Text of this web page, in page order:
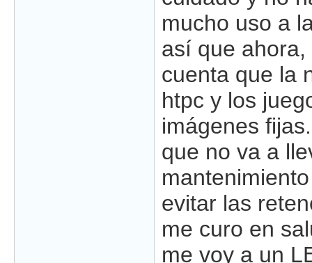
mucho uso a
así que
cuenta que la
htpc y los
imágenes
que no va a
evitar las
me curo en
me voy a un